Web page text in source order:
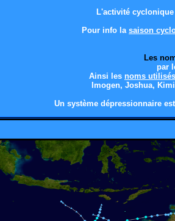
L'activité
Pour info la saison
Les
par
Ainsi les noms utilisés
Imogen, Joshua,
Un système dépressionnaire